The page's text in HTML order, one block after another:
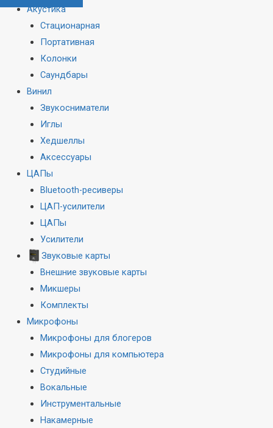
Акустика
Стационарная
Портативная
Колонки
Саундбары
Винил
Звукосниматели
Иглы
Хедшеллы
Аксессуары
ЦАПы
Bluetooth-ресиверы
ЦАП-усилители
ЦАПы
Усилители
Звуковые карты
Внешние звуковые карты
Микшеры
Комплекты
Микрофоны
Микрофоны для блогеров
Микрофоны для компьютера
Студийные
Вокальные
Инструментальные
Накамерные